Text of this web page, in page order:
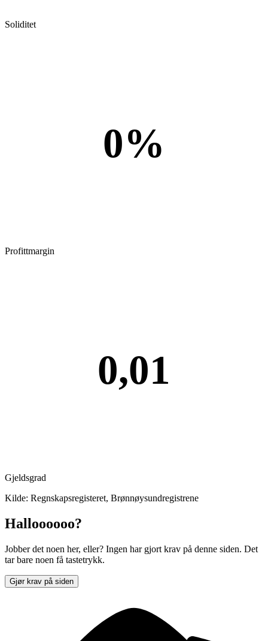
Soliditet
0%
Profittmargin
0,01
Gjeldsgrad
Kilde: Regnskapsregisteret, Brønnøysundregistrene
Halloooooo?
Jobber det noen her, eller? Ingen har gjort krav på denne siden. Det
tar bare noen få tastetrykk.
Gjør krav på siden